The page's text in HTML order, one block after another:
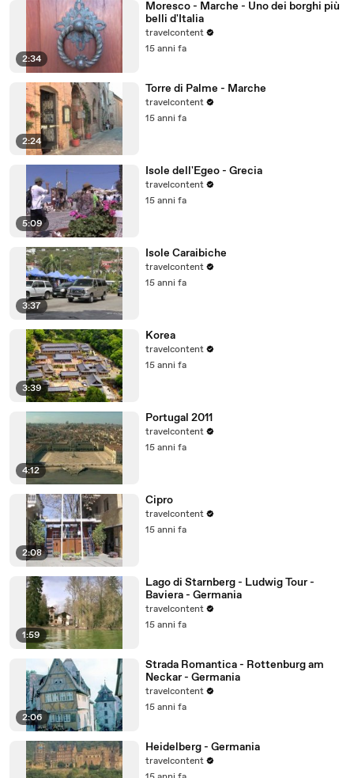
2:34
Moresco - Marche - Uno dei borghi più
belli d'Italia
travelcontent
15 anni fa
2:24
Torre di Palme - Marche
travelcontent
15 anni fa
5:09
Isole dell'Egeo - Grecia
travelcontent
15 anni fa
3:37
Isole Caraibiche
travelcontent
15 anni fa
3:39
Korea
travelcontent
15 anni fa
4:12
Portugal 2011
travelcontent
15 anni fa
2:08
Cipro
travelcontent
15 anni fa
1:59
Lago di Starnberg - Ludwig Tour -
Baviera - Germania
travelcontent
15 anni fa
2:06
Strada Romantica - Rottenburg am
Neckar - Germania
travelcontent
15 anni fa
Heidelberg - Germania
travelcontent